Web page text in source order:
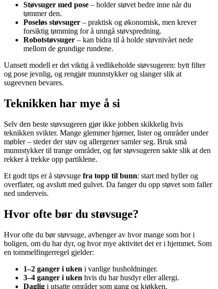
Støvsuger med pose – holder støvet bedre inne når du
tømmer den.
Poseløs støvsuger – praktisk og økonomisk, men krever
forsiktig tømming for å unngå støvspredning.
Robotstøvsuger – kan bidra til å holde støvnivået nede
mellom de grundige rundene.
Uansett modell er det viktig å vedlikeholde støvsugeren: bytt filter
og pose jevnlig, og rengjør munnstykker og slanger slik at
sugeevnen bevares.
Teknikken har mye å si
Selv den beste støvsugeren gjør ikke jobben skikkelig hvis
teknikken svikter. Mange glemmer hjørner, lister og områder under
møbler – steder der støv og allergener samler seg. Bruk små
munnstykker til trange områder, og før støvsugeren sakte slik at den
rekker å trekke opp partiklene.
Et godt tips er å støvsuge fra topp til bunn: start med hyller og
overflater, og avslutt med gulvet. Da fanger du opp støvet som faller
ned underveis.
Hvor ofte bør du støvsuge?
Hvor ofte du bør støvsuge, avhenger av hvor mange som bor i
boligen, om du har dyr, og hvor mye aktivitet det er i hjemmet. Som
en tommelfingerregel gjelder:
1–2 ganger i uken i vanlige husholdninger.
3–4 ganger i uken hvis du har husdyr eller allergi.
Daglig i utsatte områder som gang og kjøkken.